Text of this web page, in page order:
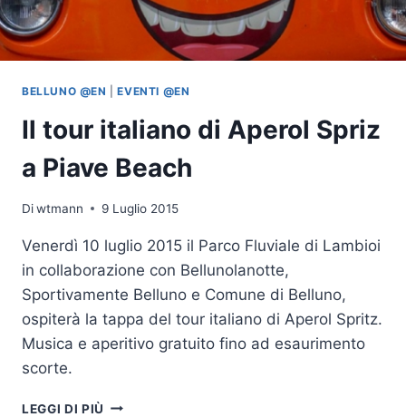
BELLUNO @EN |EVENTI @EN
Il tour italiano di Aperol Spriz
a Piave Beach
Diwtmann 9 Luglio 2015
Venerdì 10 luglio 2015 il Parco Fluviale di Lambioi
in collaborazione con Bellunolanotte,
Sportivamente Belluno e Comune di Belluno,
ospiterà la tappa del tour italiano di Aperol Spritz.
Musica e aperitivo gratuito fino ad esaurimento
scorte.
LEGGI DI PIÙ IL